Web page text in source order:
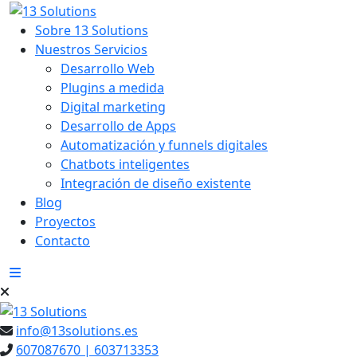
content
Sobre 13 Solutions
Nuestros Servicios
Desarrollo Web
Plugins a medida
Digital marketing
Desarrollo de Apps
Automatización y funnels digitales
Chatbots inteligentes
Integración de diseño existente
Blog
Proyectos
Contacto
info@13solutions.es
607087670 | 603713353